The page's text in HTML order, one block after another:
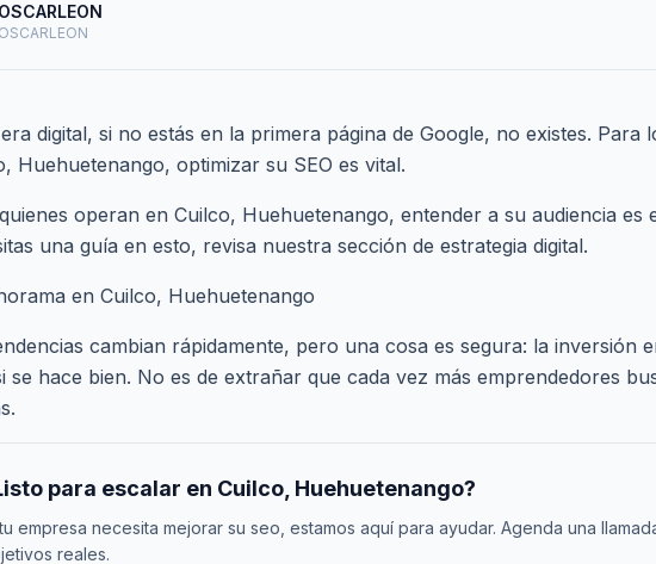
OSCARLEON
OSCARLEON
digital, si no estás en la primera página de Google, no existes. Para
Huehuetenango, optimizar su SEO es vital.
operan en Cuilco, Huehuetenango, entender a su audiencia es
una guía en esto, revisa nuestra sección de estrategia digital.
en Cuilco, Huehuetenango
cambian rápidamente, pero una cosa es segura: la inversión
se hace bien. No es de extrañar que cada vez más emprendedores
para escalar en Cuilco, Huehuetenango?
empresa necesita mejorar su seo, estamos aquí para ayudar. Agenda una
reales.